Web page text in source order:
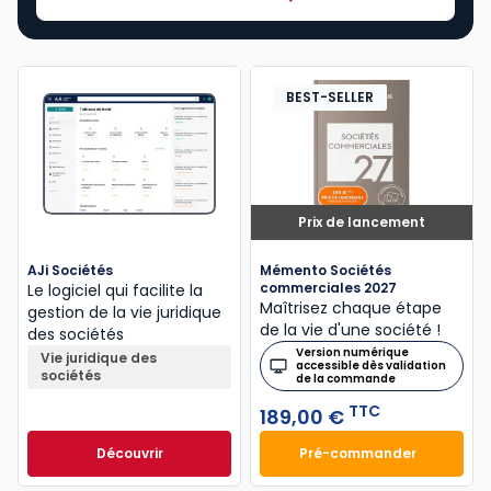
AJi Sociétés
Le logiciel qui facilite la
gestion de la vie juridique
des sociétés
Vie juridique des
sociétés
Découvrir
Prix de lancement
BEST-SELLER
Mémento Sociétés
commerciales 2027
Maîtrisez chaque étape
de la vie d'une société !
Version numérique
accessible dès validation
de la commande
189,00 € TTC
Pré-commander
Mémento